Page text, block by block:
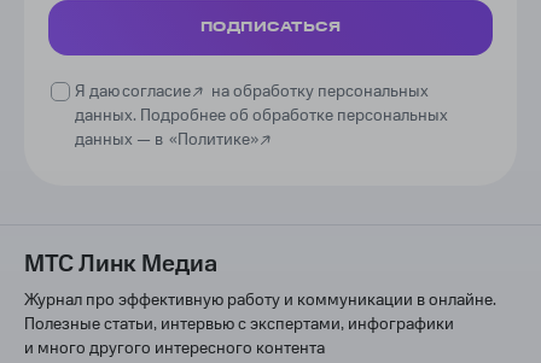
ПОДПИСАТЬСЯ
Я даюсогласие
на обработку персональных
данных. Подробнее об обработке персональных
данных — в «Политике»
МТС Линк Медиа
Журнал про эффективную работу и коммуникации в онлайне.
Полезные статьи, интервью с экспертами, инфографики
и много другого интересного контента